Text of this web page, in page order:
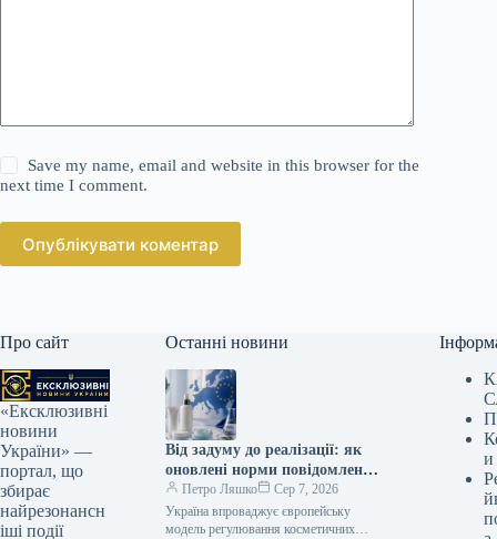
Save my name, email and website in this browser for the
next time I comment.
Опублікувати коментар
Про сайт
«Ексклюзивні
новини
України» —
портал, що
збирає
найрезонансн
іші події
Останні новини
Від задуму до реалізації: як
оновлені норми повідомлення
трансформують український
ринок косметики
Петро Ляшко
Сер 7, 2026
Україна впроваджує європейську
модель регулювання косметичних
и